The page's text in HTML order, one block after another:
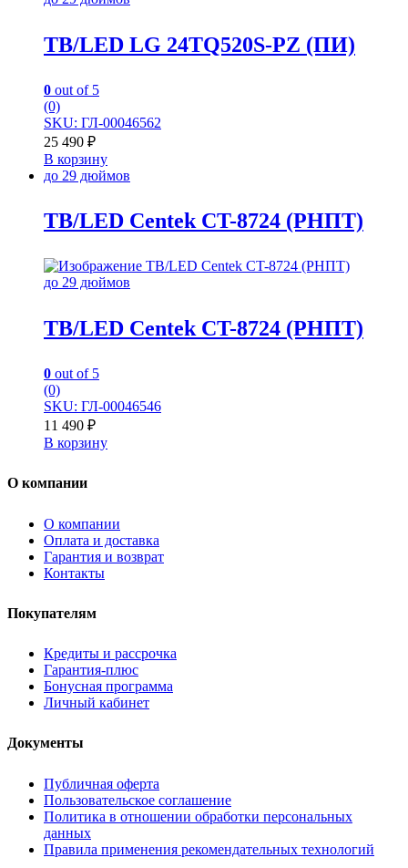
TB/LED LG 24TQ520S-PZ (ПИ)
0 out of 5
(0)
SKU: ГЛ-00046562
25 490 ₽
В корзину
до 29 дюймов
TB/LED Centek CT-8724 (РНПТ)
до 29 дюймов
TB/LED Centek CT-8724 (РНПТ)
0 out of 5
(0)
SKU: ГЛ-00046546
11 490 ₽
В корзину
О компании
О компании
Оплата и доставка
Гарантия и возврат
Контакты
Покупателям
Кредиты и рассрочка
Гарантия-плюс
Бонусная программа
Личный кабинет
Документы
Публичная оферта
Пользовательское соглашение
Политика в отношении обработки персональных
данных
Правила применения рекомендательных технологий